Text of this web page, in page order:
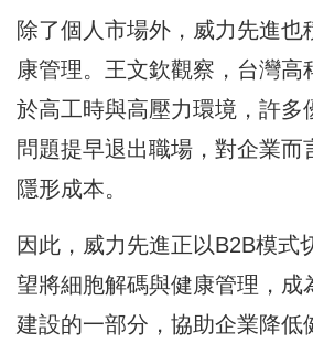
除了個人市場外，威力先進也
康管理。王文欽觀察，台灣高
於高工時與高壓力環境，許多
問題提早退出職場，對企業而
隱形成本。
因此，威力先進正以B2B模式
望將細胞解碼與健康管理，成
建設的一部分，協助企業降低